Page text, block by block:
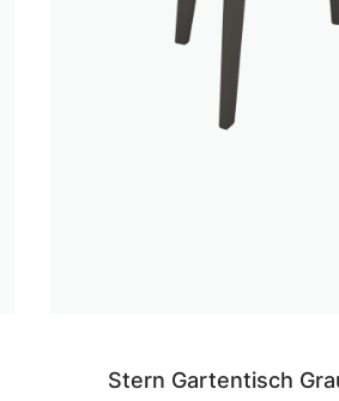
Stern Gartentisch